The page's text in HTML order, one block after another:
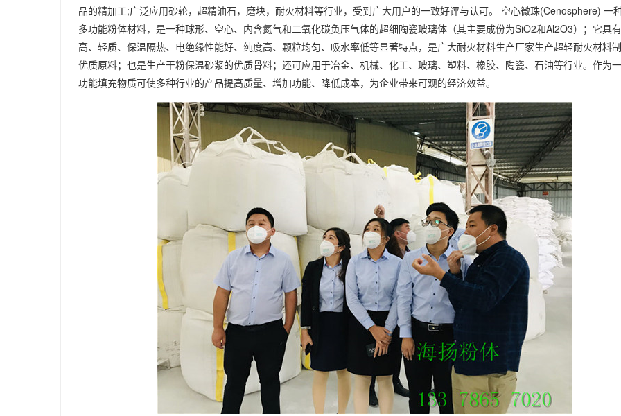
品的精加工;广泛应用砂轮，超精油石，磨块，耐火材料等行业，受到广大用户的一致好评与认可。 空心微珠(Cenosphere) 一
多功能粉体材料，是一种球形、空心、内含氮气和二氧化碳负压气体的超细陶瓷玻璃体（其主要成份为SiO2和Al2O3）；它具
高、轻质、保温隔热、电绝缘性能好、纯度高、颗粒均匀、吸水率低等显著特点，是广大耐火材料生产厂家生产超轻耐火材料
优质原料；也是生产干粉保温砂浆的优质骨料；还可应用于冶金、机械、化工、玻璃、塑料、橡胶、陶瓷、石油等行业。作为
功能填充物质可使多种行业的产品提高质量、增加功能、降低成本，为企业带来可观的经济效益。